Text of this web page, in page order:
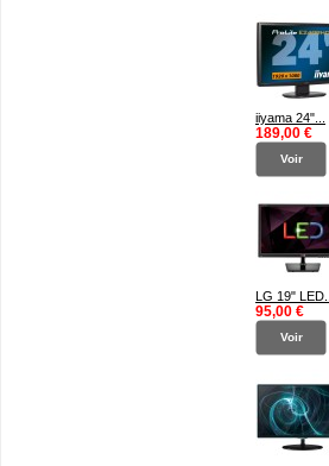
iiyama 24"...
189,00 €
Voir
LG 19" LED...
95,00 €
Voir